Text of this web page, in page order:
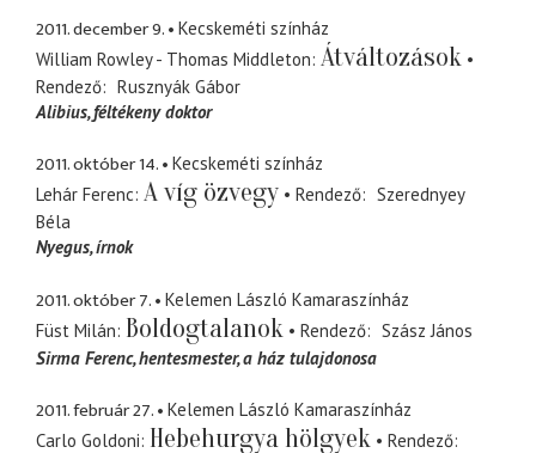
2011. december 9.
Kecskeméti színház
William Rowley - Thomas Middleton Átváltozások
Rendező
Rusznyák Gábor
Alibius féltékeny doktor
2011. október 14.
Kecskeméti színház
Lehár Ferenc A víg özvegy Rendező
Szerednyey
Béla
Nyegus írnok
2011. október 7.
Kelemen László Kamaraszínház
Füst Milán Boldogtalanok Rendező
Szász János
Sirma Ferenc hentesmester, a ház tulajdonosa
2011. február 27.
Kelemen László Kamaraszínház
Carlo Goldoni Hebehurgya hölgyek
Rendező